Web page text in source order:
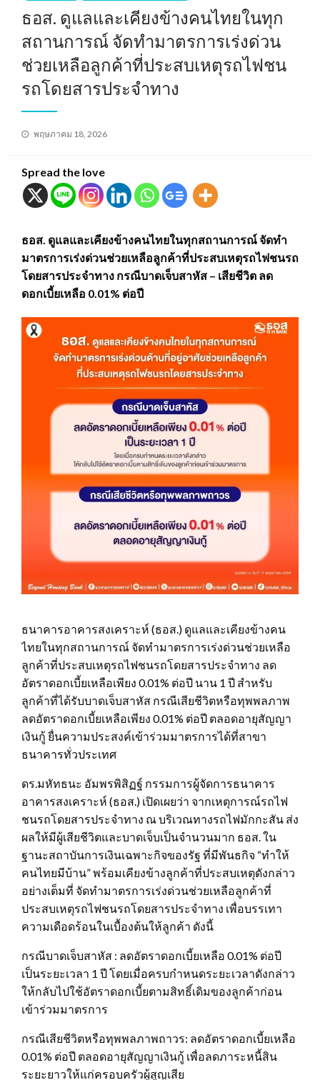
ธอส. ดูแลและเคียงข้างคนไทยในทุก
สถานการณ์ จัดทำมาตรการเร่งด่วน
ช่วยเหลือลูกค้าที่ประสบเหตุรถไฟชน
รถโดยสารประจำทาง
Posted
พฤษภาคม 18, 2026
Spread the love
ธอส. ดูแลและเคียงข้างคนไทยในทุกสถานการณ์ จัดทำ
มาตรการเร่งด่วนช่วยเหลือลูกค้าที่ประสบเหตุรถไฟชนรถ
โดยสารประจำทาง กรณีบาดเจ็บสาหัส – เสียชีวิต ลด
ดอกเบี้ยเหลือ 0.01% ต่อปี
ธนาคารอาคารสงเคราะห์ (ธอส.) ดูแลและเคียงข้างคน
ไทยในทุกสถานการณ์ จัดทำมาตรการเร่งด่วนช่วยเหลือ
ลูกค้าที่ประสบเหตุรถไฟชนรถโดยสารประจำทาง ลด
อัตราดอกเบี้ยเหลือเพียง 0.01% ต่อปี นาน 1 ปี สำหรับ
ลูกค้าที่ได้รับบาดเจ็บสาหัส กรณีเสียชีวิตหรือทุพพลภาพ
ลดอัตราดอกเบี้ยเหลือเพียง 0.01% ต่อปี ตลอดอายุสัญญา
เงินกู้ ยื่นความประสงค์เข้าร่วมมาตรการได้ที่สาขา
ธนาคารทั่วประเทศ
ดร.มหัทธนะ อัมพรพิสิฏฐ์ กรรมการผู้จัดการธนาคาร
อาคารสงเคราะห์ (ธอส.) เปิดเผยว่า จากเหตุการณ์รถไฟ
ชนรถโดยสารประจำทาง ณ บริเวณทางรถไฟมักกะสัน ส่ง
ผลให้มีผู้เสียชีวิตและบาดเจ็บเป็นจำนวนมาก ธอส. ใน
ฐานะสถาบันการเงินเฉพาะกิจของรัฐ ที่มีพันธกิจ “ทำให้
คนไทยมีบ้าน” พร้อมเคียงข้างลูกค้าที่ประสบเหตุดังกล่าว
อย่างเต็มที่ จัดทำมาตรการเร่งด่วนช่วยเหลือลูกค้าที่
ประสบเหตุรถไฟชนรถโดยสารประจำทาง เพื่อบรรเทา
ความเดือดร้อนในเบื้องต้นให้ลูกค้า ดังนี้
กรณีบาดเจ็บสาหัส : ลดอัตราดอกเบี้ยเหลือ 0.01% ต่อปี
เป็นระยะเวลา 1 ปี โดยเมื่อครบกำหนดระยะเวลาดังกล่าว
ให้กลับไปใช้อัตราดอกเบี้ยตามสิทธิ์เดิมของลูกค้าก่อน
เข้าร่วมมาตรการ
กรณีเสียชีวิตหรือทุพพลภาพถาวร: ลดอัตราดอกเบี้ยเหลือ
0.01% ต่อปี ตลอดอายุสัญญาเงินกู้ เพื่อลดภาระหนี้สิน
ระยะยาวให้แก่ครอบครัวผู้สูญเสีย